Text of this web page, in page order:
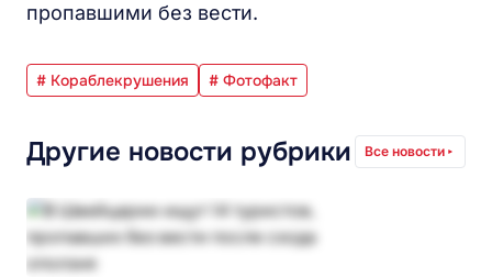
пропавшими без вести.
# Кораблекрушения # Фотофакт
Другие новости рубрики Все новости